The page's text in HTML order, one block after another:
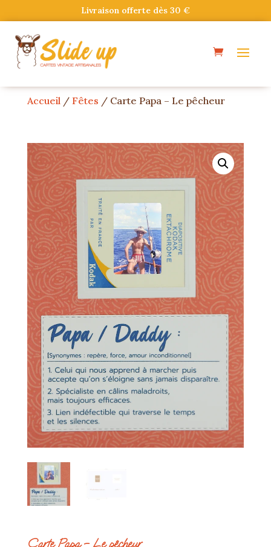
Livraison offerte dès 30 €
Accueil / Fêtes / Carte Papa – Le pêcheur
Carte Papa – Le pêcheur